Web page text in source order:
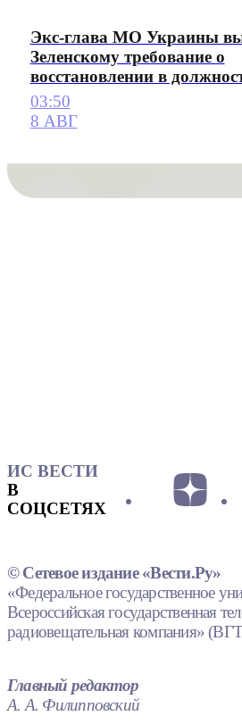
Экс-глава МО Украины
Зеленскому требование о
восстановлении в
03:50
8 АВГ
ИС ВЕСТИ
В
СОЦСЕТЯХ
© Сетевое издание «Вести.Ру»
«Федеральное государственное
Всероссийская государственная
радиовещательная компания»
Главный редактор
А. А. Филипповский